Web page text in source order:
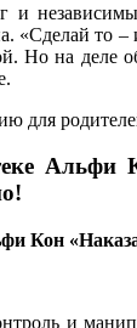
«Сделай то –
Но на деле
для
Альфи
Кон
и